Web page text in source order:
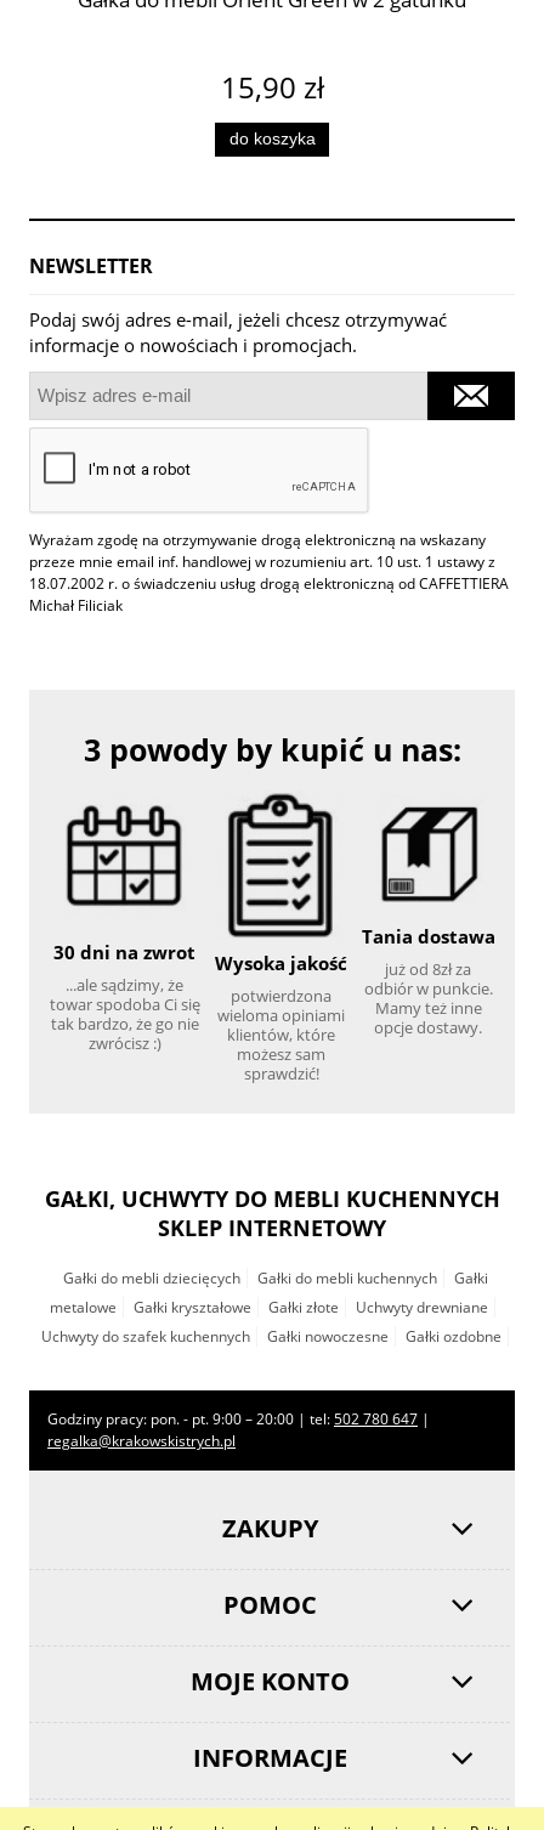
15,90 zł
do koszyka
NEWSLETTER
Podaj swój adres e-mail, jeżeli chcesz otrzymywać
informacje o nowościach i promocjach.
Wyrażam zgodę na otrzymywanie drogą elektroniczną na wskazany
przeze mnie email inf. handlowej w rozumieniu art. 10 ust. 1 ustawy z
18.07.2002 r. o świadczeniu usług drogą elektroniczną od CAFFETTIERA
Michał Filiciak
3 powody by kupić u nas:
30 dni na zwrot
...ale sądzimy, że
towar spodoba Ci się
tak bardzo, że go nie
zwrócisz :)
Wysoka jakość
potwierdzona
wieloma opiniami
klientów, które
możesz sam
sprawdzić!
Tania dostawa
już od 8zł za
odbiór w punkcie.
Mamy też inne
opcje dostawy.
GAŁKI, UCHWYTY DO MEBLI KUCHENNYCH
SKLEP INTERNETOWY
Gałki do mebli dziecięcych Gałki do mebli kuchennych
Gałki
metalowe
Gałki kryształowe Gałki złote
Uchwyty drewniane
Uchwyty do szafek kuchennych
Gałki nowoczesne Gałki ozdobne
Godziny pracy: pon. - pt. 9:00 – 20:00 | tel:502 780 647 |
regalka@krakowskistrych.pl
ZAKUPY
POMOC
MOJE KONTO
INFORMACJE